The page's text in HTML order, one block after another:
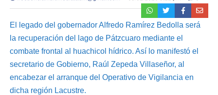
El legado del gobernador Alfredo Ramírez Bedolla será
la recuperación del lago de Pátzcuaro mediante el
combate frontal al huachicol hídrico. Así lo manifestó el
secretario de Gobierno, Raúl Zepeda Villaseñor, al
encabezar el arranque del Operativo de Vigilancia en
dicha región Lacustre.